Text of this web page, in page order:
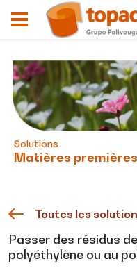
Solutions
Matières
Toutes les
Passer des résidus
polyéthylène ou au